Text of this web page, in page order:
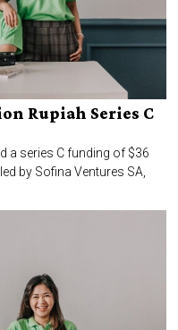
Rupiah Series C
a series C funding of $36
by Sofina Ventures SA,